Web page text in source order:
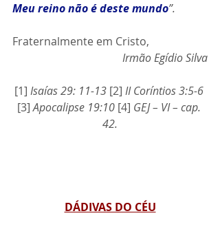
Meu reino não é deste mundo”.
Fraternalmente em Cristo,
Irmão Egídio Silva
[1] Isaías 29: 11-13 [2] II Coríntios 3:5-6
[3] Apocalipse 19:10 [4] GEJ – VI – cap.
42.
DÁDIVAS DO CÉU